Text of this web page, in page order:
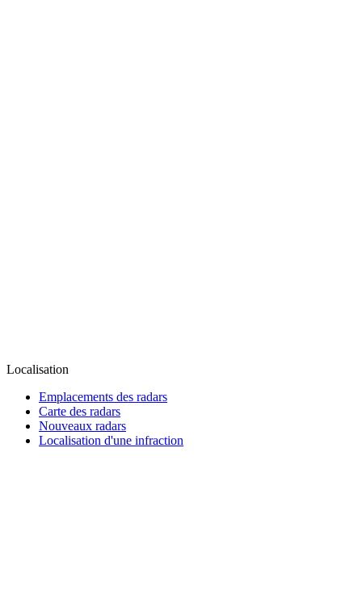
Localisation
Emplacements des radars
Carte des radars
Nouveaux radars
Localisation d'une infraction